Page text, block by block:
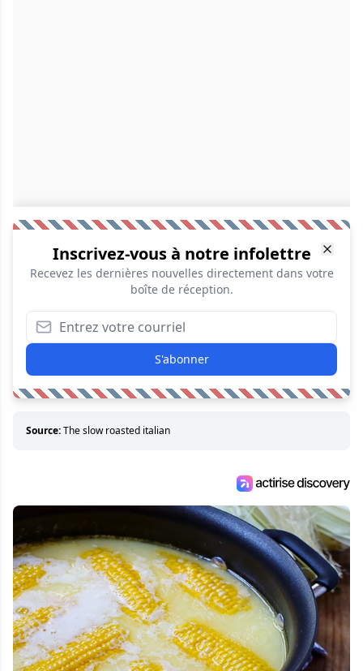
Inscrivez-vous à notre infolettre
Recevez les dernières nouvelles directement dans votre
boîte de réception.
S'abonner
Source:The slow roasted italian